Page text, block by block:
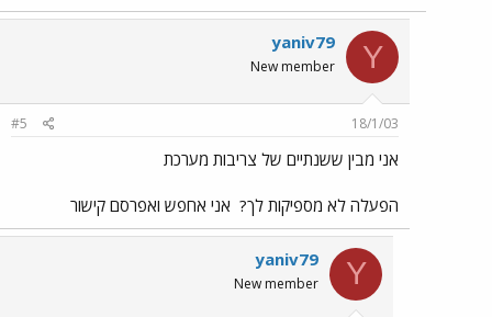
Y
yaniv79
New member
18/1/03
#5
אני מבין ששנתיים של צריבות מערכת
הפעלה לא מספיקות לך? אני אחפש ואפרסם קישור
Y
yaniv79
New member